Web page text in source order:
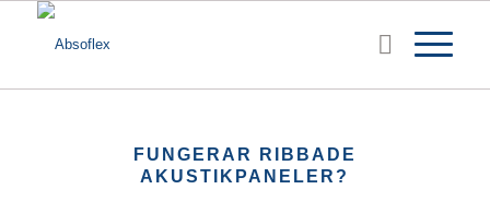
FUNGERAR RIBBADE
AKUSTIKPANELER?